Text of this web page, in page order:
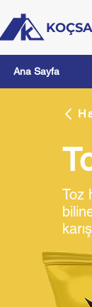
Ana Sayfa
Toz